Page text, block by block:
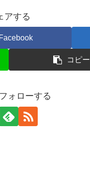
アする
Facebook
コピー
ォローする